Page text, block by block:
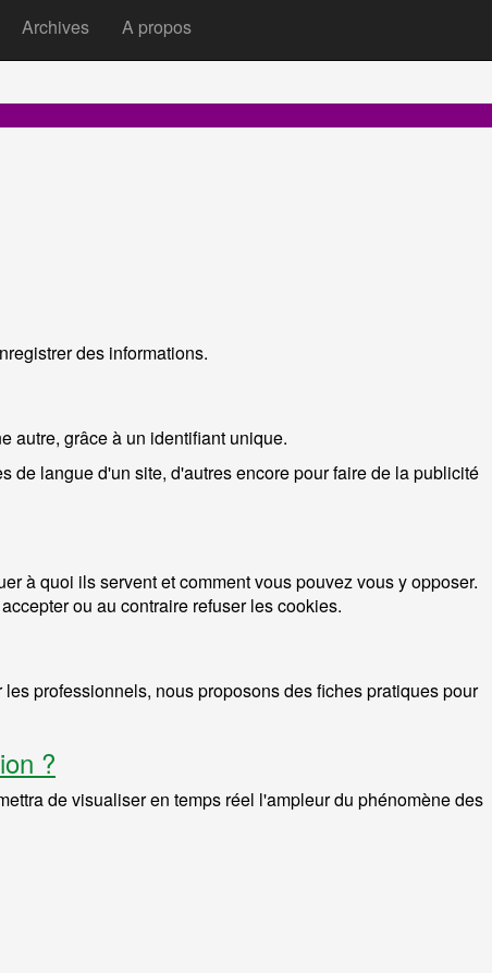
des informations.
autre, grâce à un identifiant unique.
de langue d'un site, d'autres encore pour faire de la publicité
à quoi ils servent et comment vous pouvez vous y opposer.
ou au contraire refuser les cookies.
professionnels, nous proposons des fiches pratiques pour
?
de visualiser en temps réel l'ampleur du phénomène des
Archives A propos